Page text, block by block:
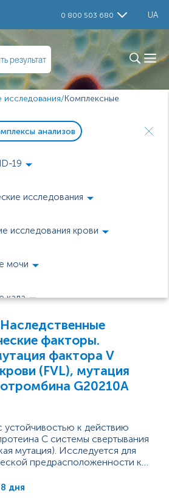
0 800 503 680 UA
результат
исследования/Комплексные
анализов
19
исследования
исследования крови
мочи
кала
спермы
заболевания
исследования
исследования
факторы.
фактора V
(FVL), мутация
G20210A
устойчивостью к действию
С системы свертывания
мутация). Исследуется для
предрасположенности к
осложнений во время
8 дня